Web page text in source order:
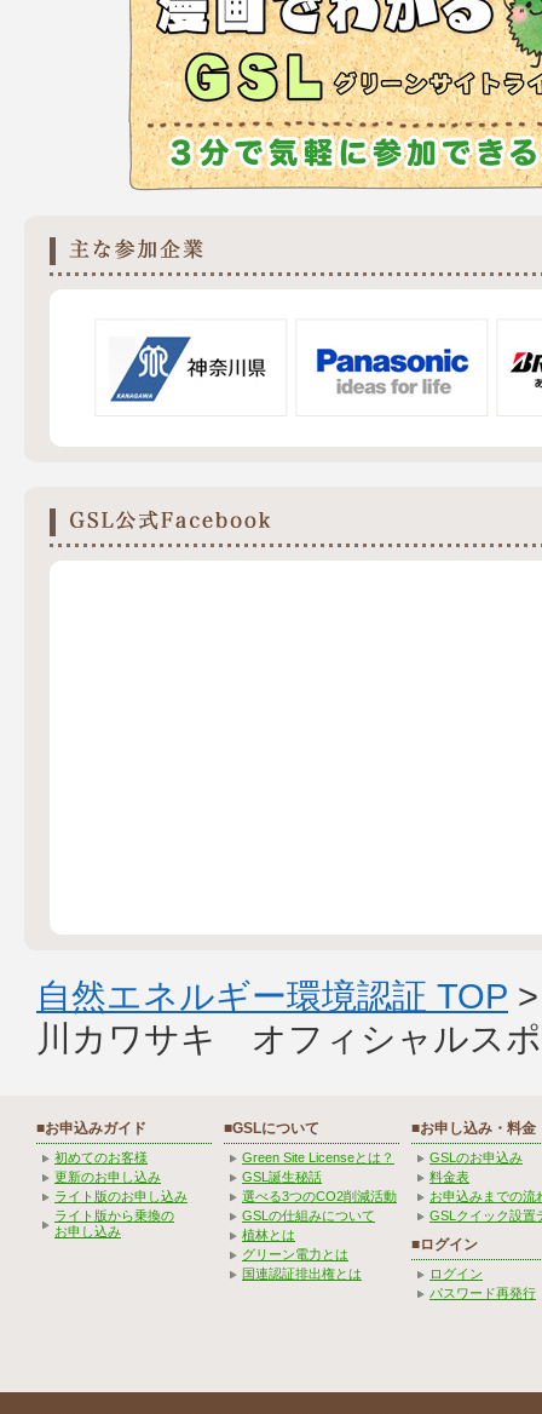
自然エネルギー環境認証 TOP
川カワサキ オフィシャルス
■お申込みガイド
初めてのお客様
更新のお申し込み
ライト版のお申し込み
ライト版から乗換の
お申し込み
■GSLについて
Green Site Licenseとは？
GSL誕生秘話
選べる3つのCO2削減活動
GSLの仕組みについて
植林とは
グリーン電力とは
国連認証排出権とは
■お申し込み・料金
GSLのお申込み
料金表
お申込みまでの流
GSLクイック設置
■ログイン
ログイン
パスワード再発行